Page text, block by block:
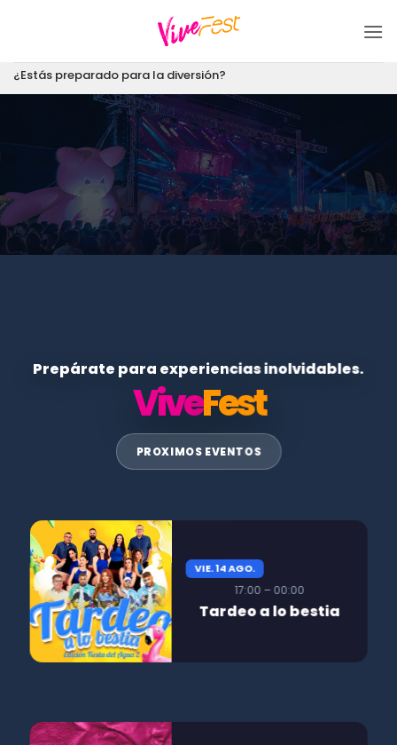
¿Estás preparado para la diversión?
Prepárate para experiencias inolvidables.
ViveFest
PROXIMOS EVENTOS
VIE. 14 AGO.
17:00 – 00:00
Tardeo a lo bestia